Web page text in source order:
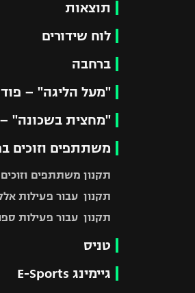
תוצאות
לוח שידורים
ברחבה
"מעל הליגה" –
"מחצית בשכונה"
משתתפים וזוכים
תקנון משתתפים
תקנון עבור פעילות
תקנון עבור פעילות ספורט 1 –
טניס
גיימינג E-Sports